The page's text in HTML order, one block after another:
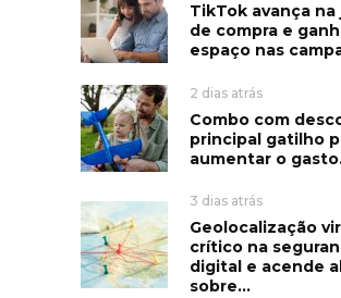
TikTok avança na
de compra e
espaço nas
2 dias atrás
Combo com
principal gatilho
aumentar o
3 dias atrás
Geolocalização
crítico na
digital e acende
sobre...